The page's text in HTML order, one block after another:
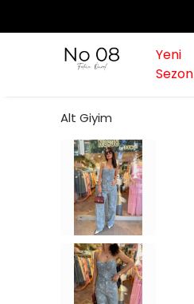
Yeni
Sezon
Alt Giyim